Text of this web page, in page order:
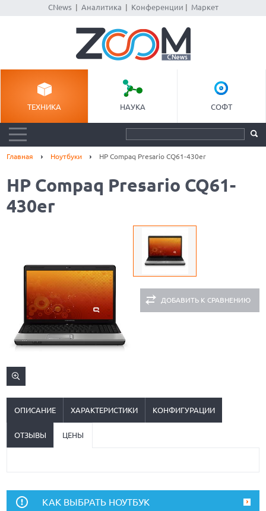
CNews| Аналитика Конференции Маркет
ТЕХНИКА НАУКА СОФТ
Главная Ноутбуки HP Compaq Presario CQ61-430er
HP Compaq Presario CQ61-
430er
ДОБАВИТЬ К СРАВНЕНИЮ
ОПИСАНИЕ ХАРАКТЕРИСТИКИ КОНФИГУРАЦИИ
ОТЗЫВЫ ЦЕНЫ
КАК ВЫБРАТЬ НОУТБУК